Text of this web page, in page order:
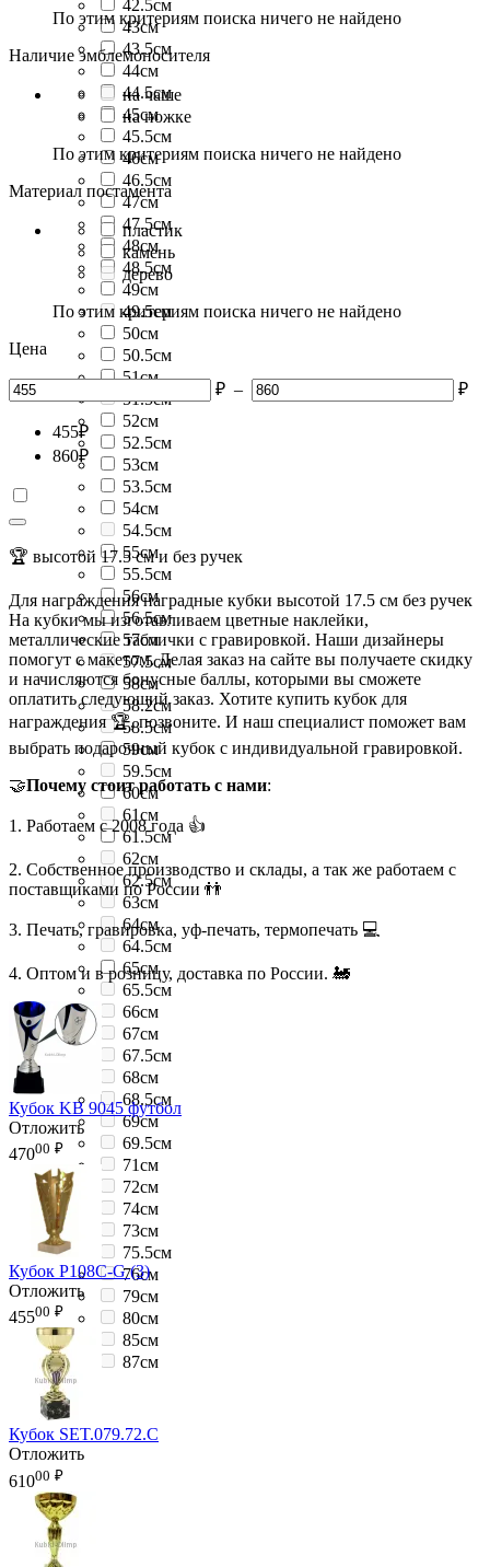
42.5см
43см
43.5см
44см
44.5см
45см
45.5см
46см
46.5см
47см
47.5см
48см
48.5см
49см
49.5см
50см
50.5см
51см
51.5см
52см
52.5см
53см
53.5см
54см
54.5см
55см
55.5см
56см
56.5см
57см
57.5см
58см
58.2см
58.5см
59см
59.5см
60см
61см
61.5см
62см
62.5см
63см
64см
64.5см
65см
65.5см
66см
67см
67.5см
68см
68.5см
69см
69.5см
71см
72см
74см
73см
75.5см
76см
79см
80см
85см
87см
По этим критериям поиска ничего не найдено
Наличие эмблемоносителя
на чаше
на ножке
По этим критериям поиска ничего не найдено
Материал постамента
пластик
камень
дерево
По этим критериям поиска ничего не найдено
Цена
₽ – ₽
455₽
860₽
🏆 высотой 17.5 см и без ручек
Для награждения наградные кубки высотой 17.5 см без ручек
На кубки мы изготавливаем цветные наклейки,
металлические таблички с гравировкой. Наши дизайнеры
помогут с макетом. Делая заказ на сайте вы получаете скидку
и начисляются бонусные баллы, которыми вы сможете
оплатить следующий заказ. Хотите купить кубок для
награждения 🏆, позвоните. И наш специалист поможет вам
выбрать подарочный кубок с индивидуальной гравировкой.
🤝Почему стоит работать с нами:
1. Работаем с 2008 года 👍
2. Собственное производство и склады, а так же работаем с
поставщиками по России 👬
3. Печать, гравировка, уф-печать, термопечать 💻
4. Оптом и в розницу, доставка по России. 🚂
Кубок KB 9045 футбол
Отложить
47000 ₽
Кубок P108C-G (3)
Отложить
45500 ₽
Кубок SET.079.72.C
Отложить
61000 ₽